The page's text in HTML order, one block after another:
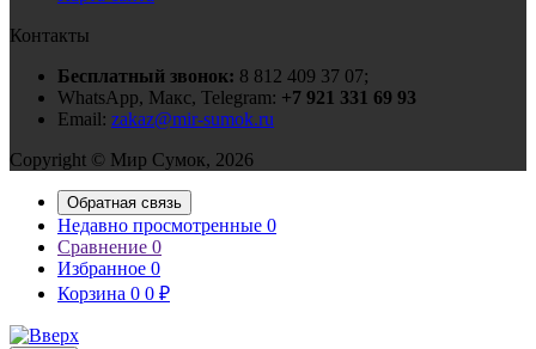
Контакты
Бесплатный звонок: 8 812 409 37 07;
WhatsApp, Макс, Telegram: +7 921 331 69 93
Email: zakaz@mir-sumok.ru
Copyright © Мир Сумок, 2026
Обратная связь
Недавно просмотренные 0
Сравнение 0
Избранное 0
Корзина 0 0 ₽